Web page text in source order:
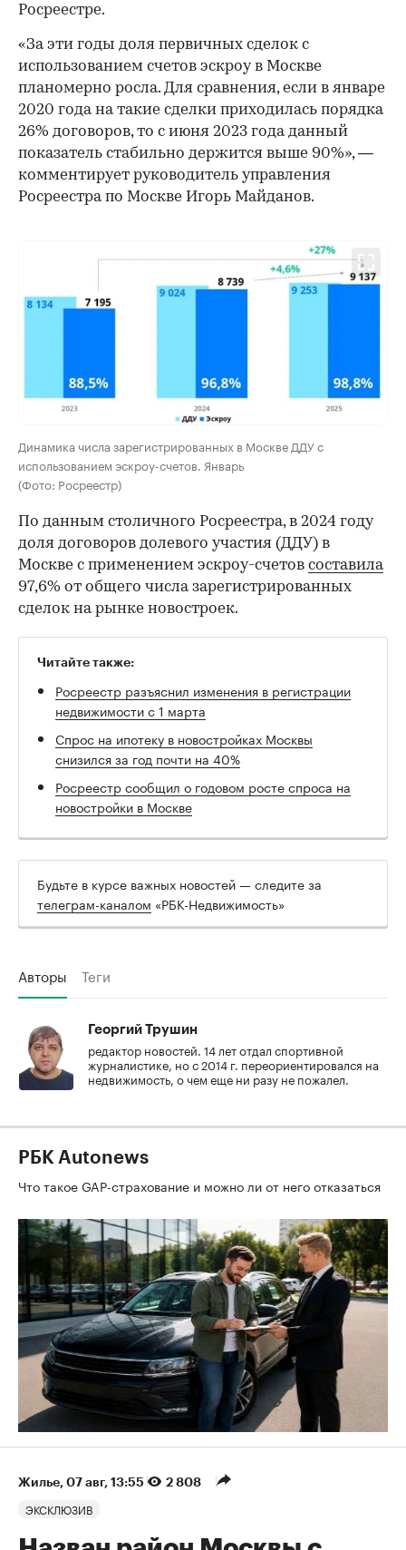
Росреестре.
«За эти годы доля первичных сделок с
использованием счетов эскроу в Москве
планомерно росла. Для сравнения, если в январе
2020 года на такие сделки приходилась порядка
26% договоров, то с июня 2023 года данный
показатель стабильно держится выше 90%», —
комментирует руководитель управления
Росреестра по Москве Игорь Майданов.
Динамика числа зарегистрированных в Москве ДДУ с
использованием эскроу-счетов. Январь
(Фото: Росреестр)
По данным столичного Росреестра, в 2024 году
доля договоров долевого участия (ДДУ) в
Москве с применением эскроу-счетов составила
97,6% от общего числа зарегистрированных
сделок на рынке новостроек.
Читайте также:
Росреестр разъяснил изменения в регистрации
недвижимости с 1 марта
Спрос на ипотеку в новостройках Москвы
снизился за год почти на 40%
Росреестр сообщил о годовом росте спроса на
новостройки в Москве
Будьте в курсе важных новостей — следите за
телеграм-каналом «РБК-Недвижимость»
Авторы Теги
Георгий Трушин
редактор новостей. 14 лет отдал спортивной
журналистике, но с 2014 г. переориентировался на
недвижимость, о чем еще ни разу не пожалел.
РБК Autonews
Что такое GAP-страхование и можно ли от него отказаться
Жилье 07 авг, 13:55 2 808
ЭКСКЛЮЗИВ